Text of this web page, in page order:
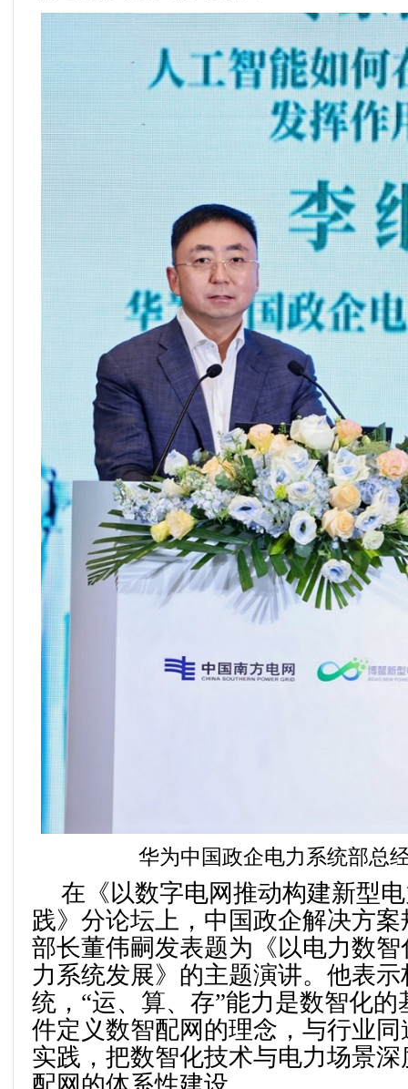
华为中国政企电力系统部总
在《以数字电网推动构建新型
践》分论坛上，中国政企解决方
部长董伟嗣发表题为《以电力数
力系统发展》的主题演讲。他表
统，“运、算、存”能力是数智化
件定义数智配网的理念，与行业
实践，把数智化技术与电力场景